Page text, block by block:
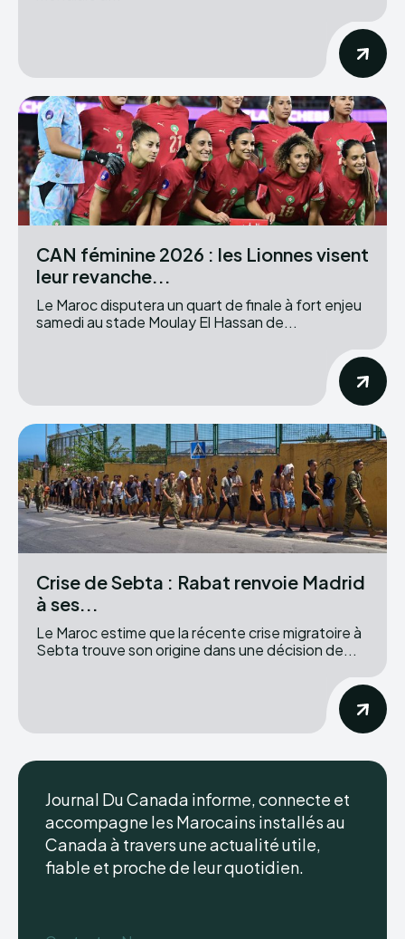
CAN féminine 2026 : les Lionnes visent
leur revanche...
Le Maroc disputera un quart de finale à fort enjeu
samedi au stade Moulay El Hassan de...
Crise de Sebta : Rabat renvoie Madrid
à ses...
Le Maroc estime que la récente crise migratoire à
Sebta trouve son origine dans une décision de...
Journal Du Canada informe, connecte et
accompagne les Marocains installés au
Canada à travers une actualité utile,
fiable et proche de leur quotidien.